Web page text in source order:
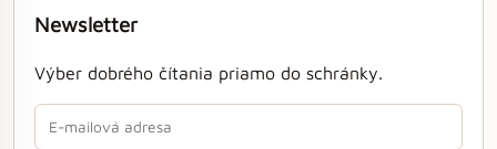
Newsletter
Výber dobrého čítania priamo do schránky.